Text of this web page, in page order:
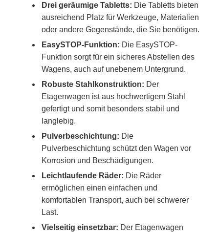
Drei geräumige Tabletts: Die Tabletts bieten
ausreichend Platz für Werkzeuge, Materialien
oder andere Gegenstände, die Sie benötigen.
EasySTOP-Funktion: Die EasySTOP-
Funktion sorgt für ein sicheres Abstellen des
Wagens, auch auf unebenem Untergrund.
Robuste Stahlkonstruktion: Der
Etagenwagen ist aus hochwertigem Stahl
gefertigt und somit besonders stabil und
langlebig.
Pulverbeschichtung: Die
Pulverbeschichtung schützt den Wagen vor
Korrosion und Beschädigungen.
Leichtlaufende Räder: Die Räder
ermöglichen einen einfachen und
komfortablen Transport, auch bei schwerer
Last.
Vielseitig einsetzbar: Der Etagenwagen